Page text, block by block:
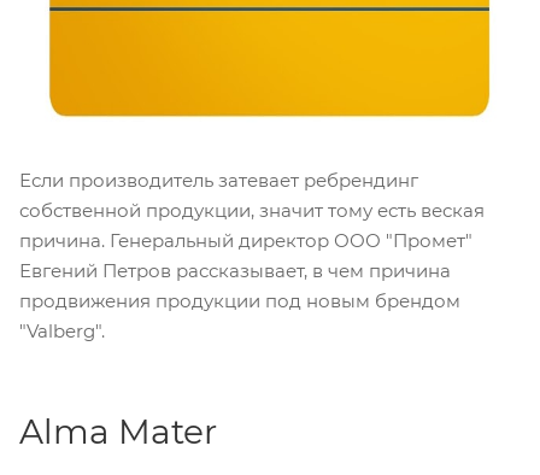
Если производитель затевает ребрендинг
собственной продукции, значит тому есть веская
причина. Генеральный директор ООО "Промет"
Евгений Петров рассказывает, в чем причина
продвижения продукции под новым брендом
"Valberg".
Alma Mater